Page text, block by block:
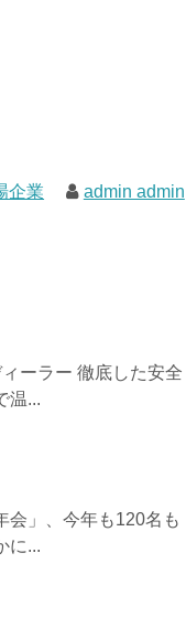
企業 admin admin
ーラー 徹底した安全
温...
会」、今年も120名も
に...